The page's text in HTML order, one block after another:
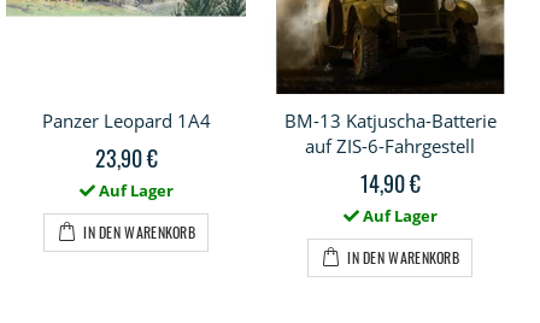
Panzer Leopard 1A4
23,90 €
Auf Lager
IN DEN WARENKORB
BM-13 Katjuscha-Batterie
auf ZIS-6-Fahrgestell
14,90 €
Auf Lager
IN DEN WARENKORB